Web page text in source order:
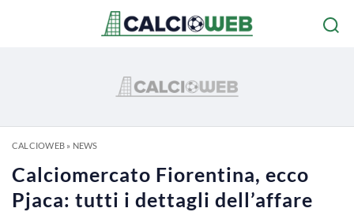
CALCIOWEB» NEWS
Calciomercato Fiorentina, ecco
Pjaca: tutti i dettagli dell’affare